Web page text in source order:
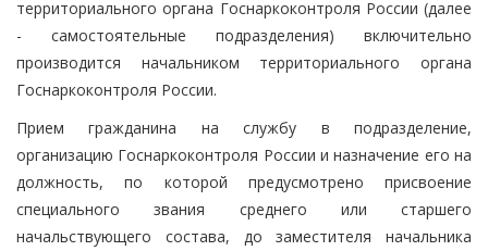
территориального органа Госнаркоконтроля России (далее
- самостоятельные подразделения) включительно
производится начальником территориального органа
Госнаркоконтроля России.
Прием гражданина на службу в подразделение,
организацию Госнаркоконтроля России и назначение его на
должность, по которой предусмотрено присвоение
специального звания среднего или старшего
начальствующего состава, до заместителя начальника